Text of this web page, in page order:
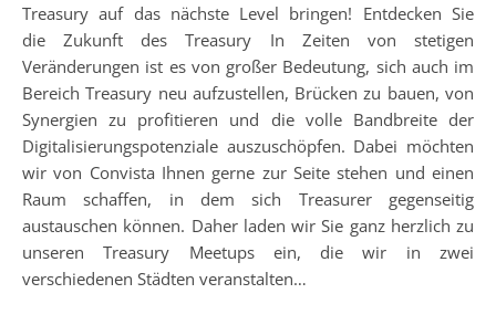
Treasury auf das nächste Level bringen! Entdecken Sie
die Zukunft des Treasury In Zeiten von stetigen
Veränderungen ist es von großer Bedeutung, sich auch im
Bereich Treasury neu aufzustellen, Brücken zu bauen, von
Synergien zu profitieren und die volle Bandbreite der
Digitalisierungspotenziale auszuschöpfen. Dabei möchten
wir von Convista Ihnen gerne zur Seite stehen und einen
Raum schaffen, in dem sich Treasurer gegenseitig
austauschen können. Daher laden wir Sie ganz herzlich zu
unseren Treasury Meetups ein, die wir in zwei
verschiedenen Städten veranstalten…